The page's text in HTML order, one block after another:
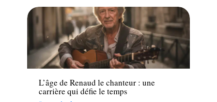
Loisirs
L’âge de Renaud le chanteur : une
carrière qui défie le temps